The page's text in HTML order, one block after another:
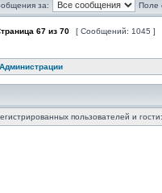
за: Поле
67 из 70 [ Сообщений: 1045 ]
пользователей и